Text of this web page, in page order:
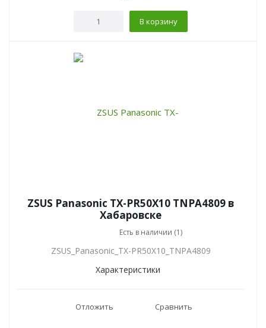
В корзину
ZSUS Panasonic TX-PR50X10 TNPA4809 в
Хабаровске
Есть в наличии (1)
ZSUS_Panasonic_TX-PR50X10_TNPA4809
Характеристики
Отложить Сравнить